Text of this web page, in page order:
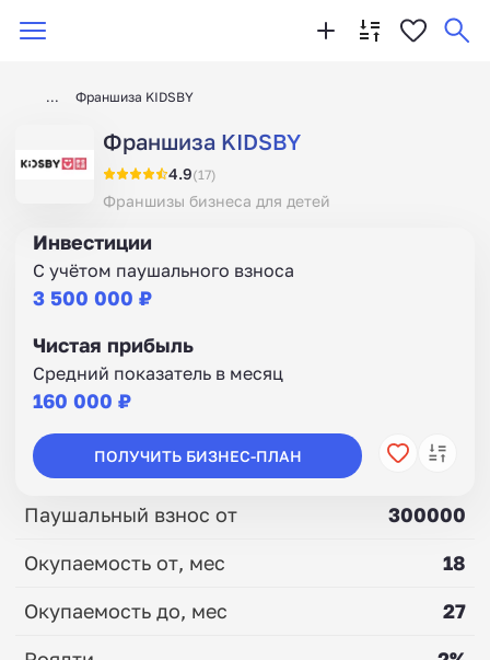
Франшиза KIDSBY
Франшиза KIDSBY
4.9(17)
Франшизы бизнеса для детей
Инвестиции
С учётом паушального взноса
3 500 000 ₽
Чистая прибыль
Средний показатель в месяц
160 000 ₽
ПОЛУЧИТЬ БИЗНЕС-ПЛАН
Паушальный взнос от
300000
Окупаемость от, мес
18
Окупаемость до, мес
27